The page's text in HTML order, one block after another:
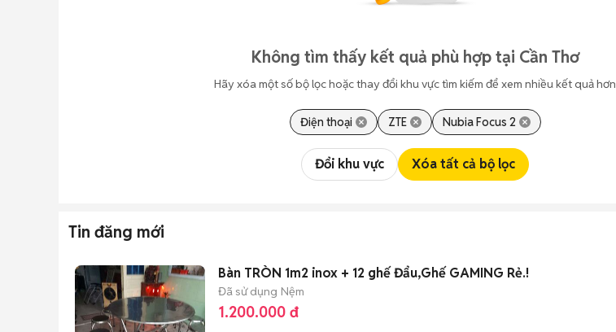
Không tìm thấy kết quả phù hợp tại Cần Thơ
Hãy xóa một số bộ lọc hoặc thay đổi khu vực tìm kiếm để xem nhiều kết quả hơn
Điện thoại ZTE Nubia Focus 2
Đổi khu vực Xóa tất cả bộ lọc
Tin đăng mới
Bàn TRÒN 1m2 inox + 12 ghế Đẩu,Ghế GAMING Rẻ.!
Đã sử dụng Nệm
1.200.000 đ